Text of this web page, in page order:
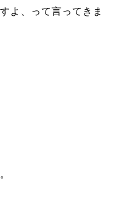
よ、って言ってきま